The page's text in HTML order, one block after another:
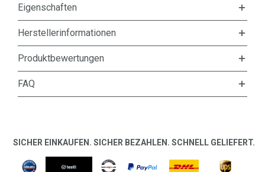
Eigenschaften
Herstellerinformationen
Produktbewertungen
FAQ
SICHER EINKAUFEN. SICHER BEZAHLEN. SCHNELL GELIEFERT.